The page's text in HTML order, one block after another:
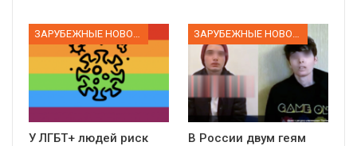
ЗАРУБЕЖНЫЕ НОВОСТИ
У ЛГБТ+ людей риск
ЗАРУБЕЖНЫЕ НОВОСТИ
В России двум геям